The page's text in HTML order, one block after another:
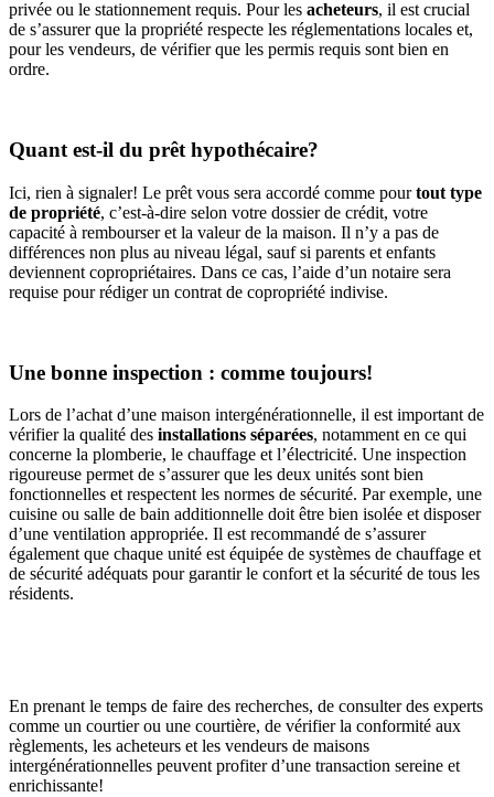
privée ou le stationnement requis. Pour les acheteurs, il est crucial
de s’assurer que la propriété respecte les réglementations locales et,
pour les vendeurs, de vérifier que les permis requis sont bien en
ordre.
Quant est-il du prêt hypothécaire?
Ici, rien à signaler! Le prêt vous sera accordé comme pourtout type
de propriété, c’est-à-dire selon votre dossier de crédit, votre
capacité à rembourser et la valeur de la maison. Il n’y a pas de
différences non plus au niveau légal, sauf si parents et enfants
deviennent copropriétaires. Dans ce cas, l’aide d’un notaire sera
requise pour rédiger un contrat de copropriété indivise.
Une bonne inspection : comme toujours!
Lors de l’achat d’une maison intergénérationnelle, il est important de
vérifier la qualité des installations séparées, notamment en ce qui
concerne la plomberie, le chauffage et l’électricité. Une inspection
rigoureuse permet de s’assurer que les deux unités sont bien
fonctionnelles et respectent les normes de sécurité. Par exemple, une
cuisine ou salle de bain additionnelle doit être bien isolée et disposer
d’une ventilation appropriée. Il est recommandé de s’assurer
également que chaque unité est équipée de systèmes de chauffage et
de sécurité adéquats pour garantir le confort et la sécurité de tous les
résidents.
En prenant le temps de faire des recherches, de consulter des experts
comme un courtier ou une courtière, de vérifier la conformité aux
règlements, les acheteurs et les vendeurs de maisons
intergénérationnelles peuvent profiter d’une transaction sereine et
enrichissante!